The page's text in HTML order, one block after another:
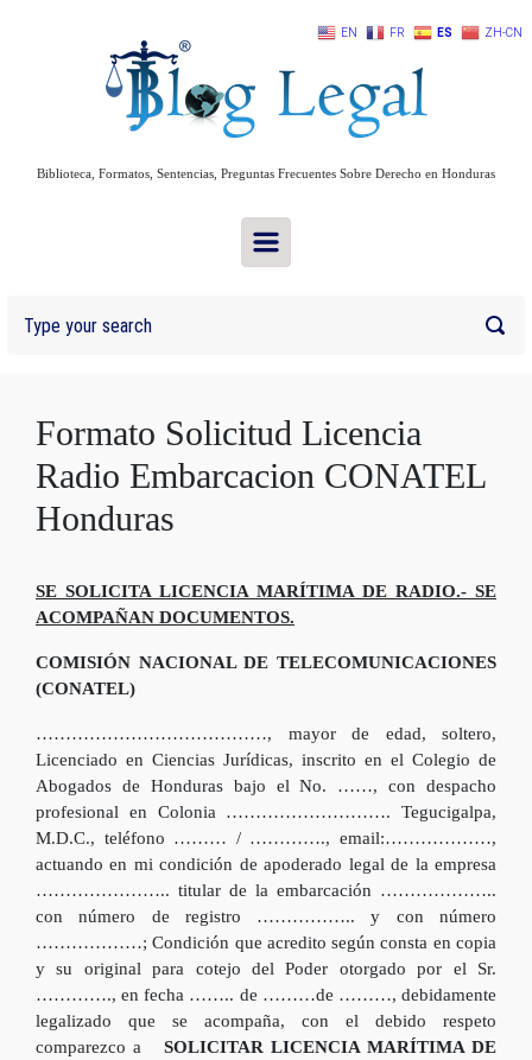
Biblioteca, Formatos, Sentencias, Preguntas Frecuentes Sobre Derecho en Honduras
Formato Solicitud Licencia
Radio Embarcacion CONATEL
Honduras
SE SOLICITA LICENCIA MARÍTIMA DE RADIO.- SE
ACOMPAÑAN DOCUMENTOS.
COMISIÓN NACIONAL DE TELECOMUNICACIONES
(CONATEL)
…………………………………, mayor de edad, soltero,
Licenciado en Ciencias Jurídicas, inscrito en el Colegio de
Abogados de Honduras bajo el No. ……, con despacho
profesional en Colonia ………………………. Tegucigalpa,
M.D.C., teléfono ……… / …………., email:………………,
actuando en mi condición de apoderado legal de la empresa
………………….. titular de la embarcación ………………..
con número de registro …………….. y con número
………………; Condición que acredito según consta en copia
y su original para cotejo del Poder otorgado por el Sr.
…………., en fecha …….. de ………de ………, debidamente
legalizado que se acompaña, con el debido respeto
comparezco a SOLICITAR LICENCIA MARÍTIMA DE
EN FR ES ZH-CN